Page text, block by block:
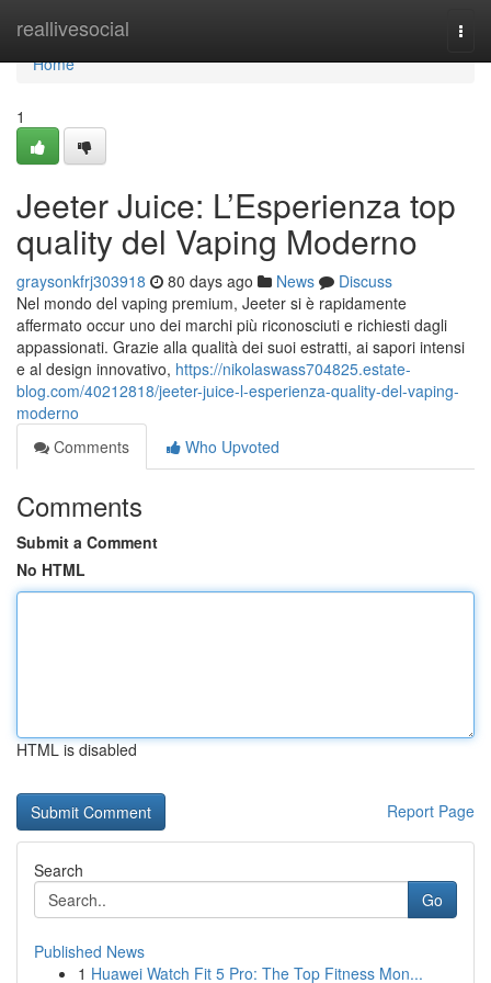
reallivesocial
Home
Home
1
Jeeter Juice: L’Esperienza top
quality del Vaping Moderno
graysonkfrj303918 80 days ago News
Discuss
Nel mondo del vaping premium, Jeeter si è rapidamente
affermato occur uno dei marchi più riconosciuti e richiesti dagli
appassionati. Grazie alla qualità dei suoi estratti, ai sapori intensi
e al design innovativo, https://nikolaswass704825.estate-
blog.com/40212818/jeeter-juice-l-esperienza-quality-del-vaping-
moderno
Comments
Who Upvoted
Comments
Submit a Comment
No HTML
HTML is disabled
Report Page
Search
Go
Published News
1 Huawei Watch Fit 5 Pro: The Top Fitness Mon...